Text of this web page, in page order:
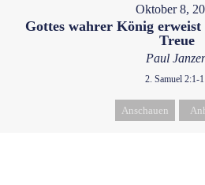
Oktober 8,
Gottes wahrer König
Treue
Paul
2. Samuel 2:1-
Anschauen